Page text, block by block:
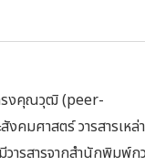
รงคุณวุฒิ (peer-
คมศาสตร์ วารสารเหล่า
ารสารจากสำนักพิมพ์ก